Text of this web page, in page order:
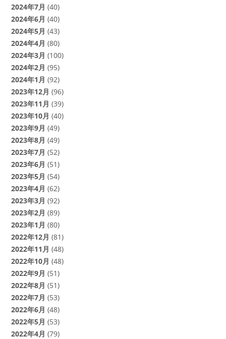
2024年7月 (40)
2024年6月 (40)
2024年5月 (43)
2024年4月 (80)
2024年3月 (100)
2024年2月 (95)
2024年1月 (92)
2023年12月 (96)
2023年11月 (39)
2023年10月 (40)
2023年9月 (49)
2023年8月 (49)
2023年7月 (52)
2023年6月 (51)
2023年5月 (54)
2023年4月 (62)
2023年3月 (92)
2023年2月 (89)
2023年1月 (80)
2022年12月 (81)
2022年11月 (48)
2022年10月 (48)
2022年9月 (51)
2022年8月 (51)
2022年7月 (53)
2022年6月 (48)
2022年5月 (53)
2022年4月 (79)